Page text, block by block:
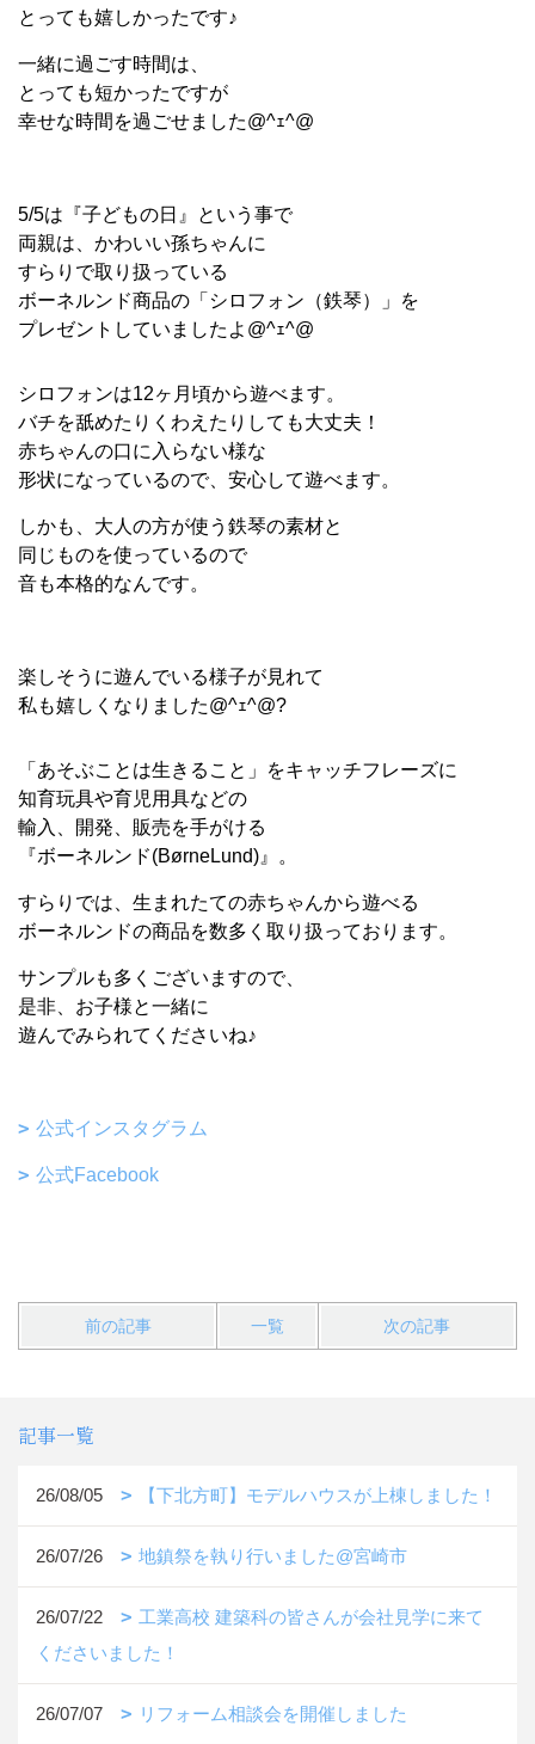
とっても嬉しかったです♪
一緒に過ごす時間は、
とっても短かったですが
幸せな時間を過ごせました@^ｪ^@
5/5は『子どもの日』という事で
両親は、かわいい孫ちゃんに
すらりで取り扱っている
ボーネルンド商品の「シロフォン（鉄琴）」を
プレゼントしていましたよ@^ｪ^@
シロフォンは12ヶ月頃から遊べます。
バチを舐めたりくわえたりしても大丈夫！
赤ちゃんの口に入らない様な
形状になっているので、安心して遊べます。
しかも、大人の方が使う鉄琴の素材と
同じものを使っているので
音も本格的なんです。
楽しそうに遊んでいる様子が見れて
私も嬉しくなりました@^ｪ^@?
「あそぶことは生きること」をキャッチフレーズに
知育玩具や育児用具などの
輸入、開発、販売を手がける
『ボーネルンド(BørneLund)』。
すらりでは、生まれたての赤ちゃんから遊べる
ボーネルンドの商品を数多く取り扱っております。
サンプルも多くございますので、
是非、お子様と一緒に
遊んでみられてくださいね♪
公式インスタグラム
公式Facebook
前の記事 一覧 次の記事
記事一覧
26/08/05 【下北方町】モデルハウスが上棟しました！
26/07/26 地鎮祭を執り行いました@宮崎市
26/07/22
工業高校 建築科の皆さんが会社見学に来て
くださいました！
26/07/07 リフォーム相談会を開催しました